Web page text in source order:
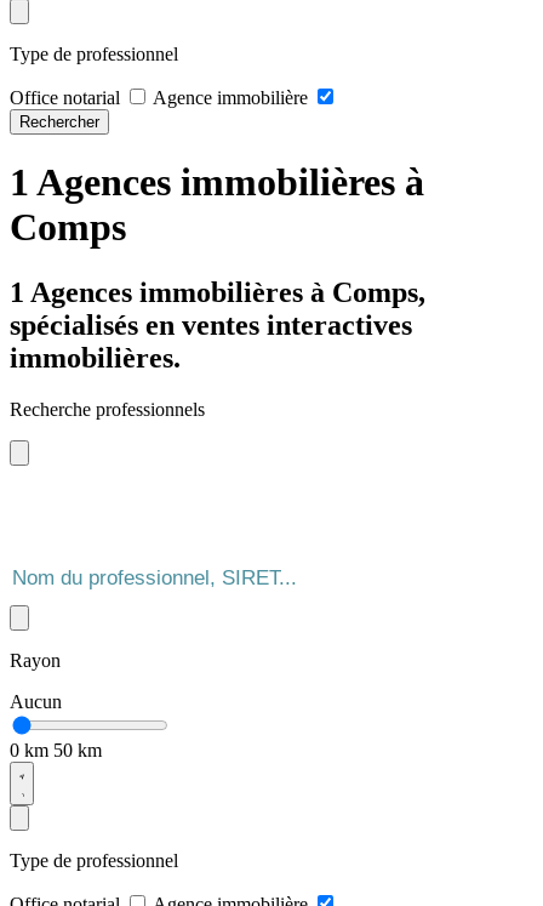
Type de professionnel
Office notarial Agence immobilière
Rechercher
1 Agences immobilières à
Comps
1 Agences immobilières à Comps,
spécialisés en ventes interactives
immobilières.
Recherche professionnels
Rayon
Aucun
0 km 50 km
Type de professionnel